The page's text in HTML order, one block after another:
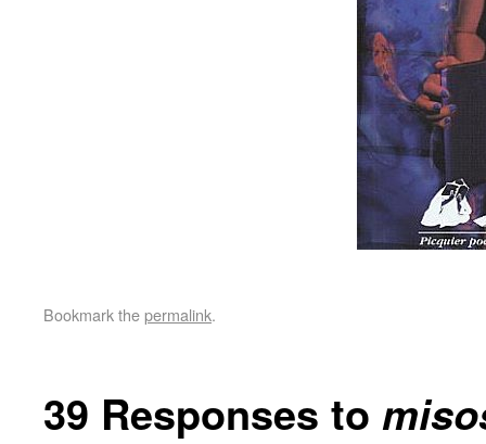
Bookmark thepermalink.
39 Responses to